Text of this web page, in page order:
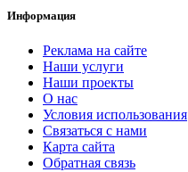
Информация
Реклама на сайте
Наши услуги
Наши проекты
О нас
Условия использования
Связаться с нами
Карта сайта
Обратная связь